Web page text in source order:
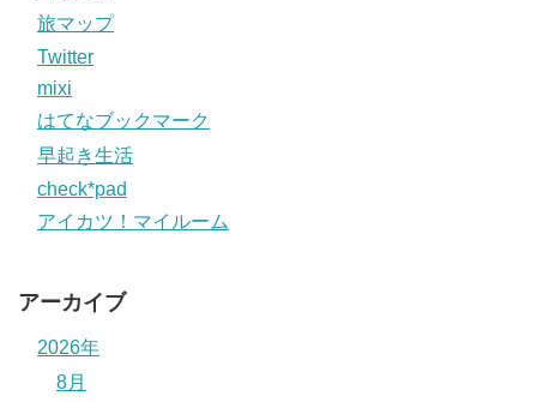
旅マップ
Twitter
mixi
はてなブックマーク
早起き生活
check*pad
アイカツ！マイルーム
アーカイブ
2026年
8月